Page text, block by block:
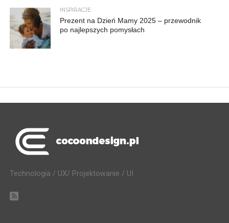
INSPIRACJE
Prezent na Dzień Mamy 2025 – przewodnik
po najlepszych pomysłach
Technologia / UX/ Projektowanie / UI